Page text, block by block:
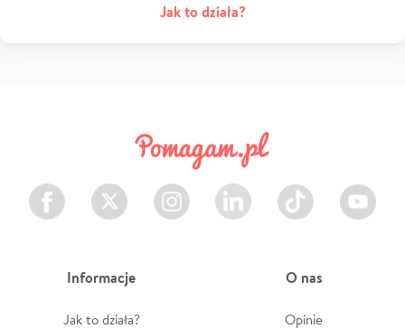
Jak to działa?
Facebook Twitter Instagram LinkedIn TikTok Youtube
Informacje
Jak to działa?
O nas
Opinie